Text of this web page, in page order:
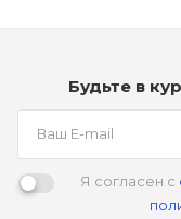
Будьте в
Я согласен с